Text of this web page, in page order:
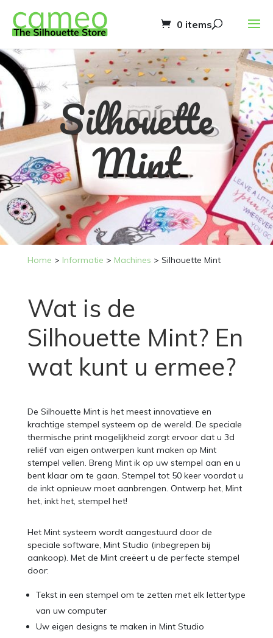
0 items
Silhouette
Mint
Home > Informatie > Machines > Silhouette Mint
Wat is de
Silhouette Mint? En
wat kunt u ermee?
De Silhouette Mint is het meest innovatieve en
krachtige stempel systeem op de wereld. De speciale
thermische print mogelijkheid zorgt ervoor dat u 3d
reliëf van eigen ontwerpen kunt maken op Mint
stempel vellen. Breng Mint ik op uw stempel aan en u
bent klaar om te gaan. Stempel tot 50 keer voordat u
de inkt opnieuw moet aanbrengen. Ontwerp het, Mint
het, inkt het, stempel het!
Het Mint systeem wordt aangestuurd door de
speciale software, Mint Studio (inbegrepen bij
aankoop). Met de Mint creëert u de perfecte stempel
door:
Tekst in een stempel om te zetten met elk lettertype
van uw computer
Uw eigen designs te maken in Mint Studio